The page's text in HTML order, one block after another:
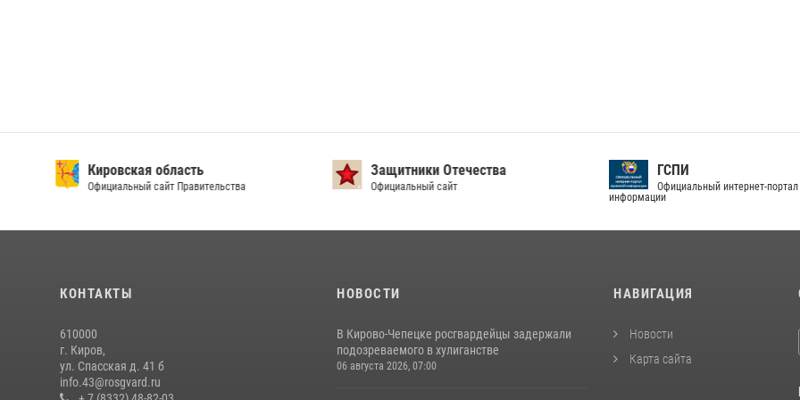
Кировская область
Официальный сайт Правительства
Защитники Отечества
Официальный сайт
ГСПИ
Официальный интернет-
информации
КОНТАКТЫ
610000
г. Киров,
ул. Спасская д. 41 б
info.43@rosgvard.ru
НОВОСТИ
В Кирово-Чепецке росгвардейцы задержали
подозреваемого в хулиганстве
06 августа 2026, 07:00
НАВИГАЦИЯ
Новости
Карта сайта